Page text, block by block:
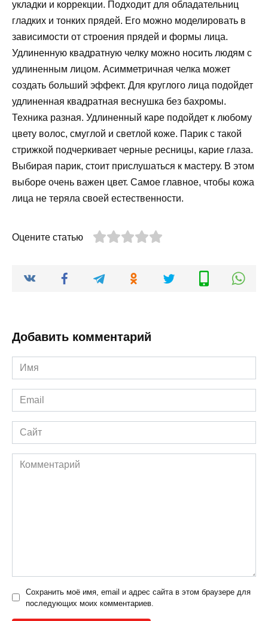
укладки и коррекции. Подходит для обладательниц
гладких и тонких прядей. Его можно моделировать в
зависимости от строения прядей и формы лица.
Удлиненную квадратную челку можно носить людям с
удлиненным лицом. Асимметричная челка может
создать больший эффект. Для круглого лица подойдет
удлиненная квадратная веснушка без бахромы.
Техника разная. Удлиненный каре подойдет к любому
цвету волос, смуглой и светлой коже. Парик с такой
стрижкой подчеркивает черные ресницы, карие глаза.
Выбирая парик, стоит прислушаться к мастеру. В этом
выборе очень важен цвет. Самое главное, чтобы кожа
лица не теряла своей естественности.
Оцените статью
Добавить комментарий
Имя
*
Email
*
Сайт
Комментарий
Сохранить моё имя, email и адрес сайта в этом браузере для
последующих моих комментариев.